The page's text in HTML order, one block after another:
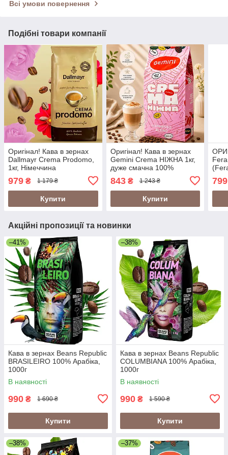
Всі умови повернення
Подібні товари компанії
Оригінал! Кава в зернах
Dallmayr Crema Prodomo,
1кг, Німеччина
979 ₴ 1 179 ₴
Купити
Оригінал! Кава в зернах
Gemini Crema НІЖНА 1кг,
дуже смачна 100%
ірландського крему (Irish
Cream)
843₴ 1 243 ₴
Купити
799
Акційні пропозиції та новинки
–41%
Кава в зернах Beans Republic
BRASILEIRO 100% Арабіка,
1000г
В наявності
990 ₴ 1 690 ₴
Купити
–38%
Кава в зернах Beans Republic
COLUMBIANA 100% Арабіка,
1000г
В наявності
990 ₴ 1 590 ₴
Купити
–38% –37%